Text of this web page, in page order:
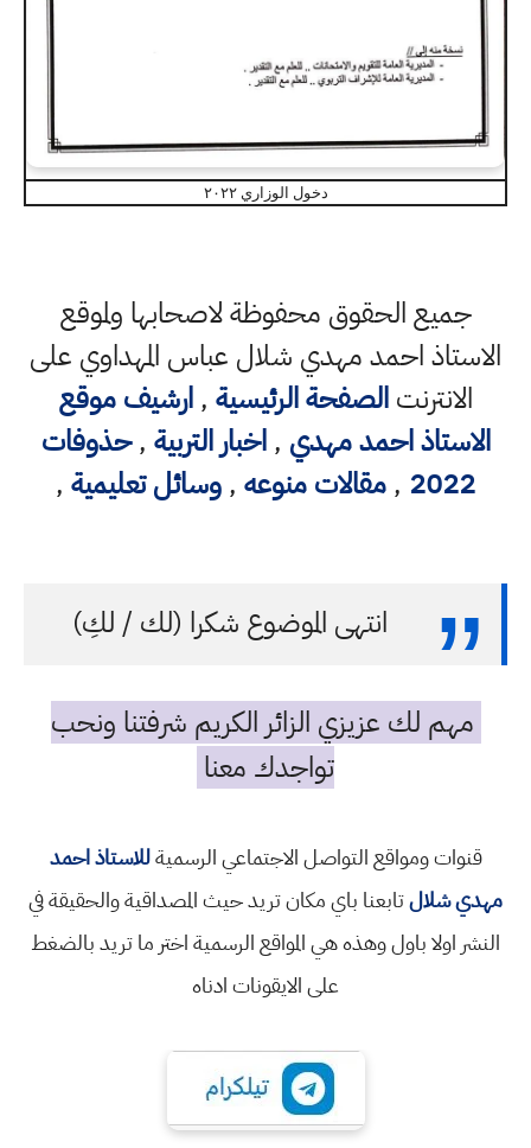
دخول الوزاري ٢٠٢٢
جميع الحقوق محفوظة لاصحابها ولموقع
الاستاذ احمد مهدي شلال عباس المهداوي على
الانترنتالصفحة الرئيسية ,ارشيف موقع
الاستاذ احمد مهدي ,اخبار التربية ,حذوفات
2022
,مقالات منوعه ,وسائل تعليمية ,
انتهى الموضوع شكرا (لك / لكِ)
مهم لك عزيزي الزائر الكريم شرفتنا ونحب
تواجدك معنا
قنوات ومواقع التواصل الاجتماعي الرسميةللاستاذ احمد
مهدي شلالتابعنا باي مكان تريد حيث المصداقية والحقيقة في
النشر اولا باول وهذه هي المواقع الرسمية اختر ما تريد بالضغط
على الايقونات ادناه